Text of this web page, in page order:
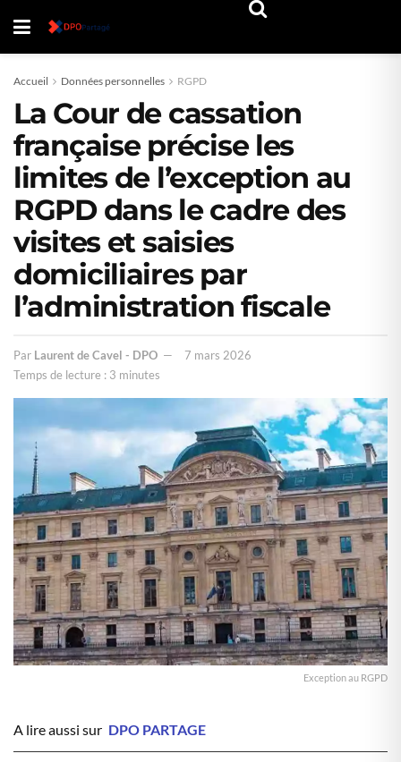
Accueil Données personnelles RGPD
La Cour de cassation
française précise les
limites de l’exception au
RGPD dans le cadre des
visites et saisies
domiciliaires par
l’administration fiscale
Par Laurent de Cavel - DPO
7 mars 2026
Temps de lecture : 3 minutes
Exception au RGPD
A lire aussi sur DPO PARTAGE